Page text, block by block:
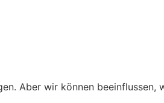
Aber wir können beeinflussen,